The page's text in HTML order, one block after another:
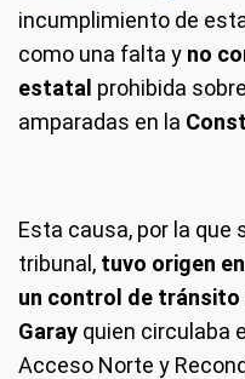
incumplimiento de
como una falta y no
estatal prohibida
amparadas en la
Esta causa, por la que
tribunal, tuvo origen
un control de tránsito
Garay quien circulaba
Acceso Norte y